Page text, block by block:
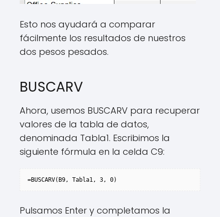
Esto nos ayudará a comparar
fácilmente los resultados de nuestros
dos pesos pesados.
BUSCARV
Ahora, usemos BUSCARV para recuperar
valores de la tabla de datos,
denominada Tabla1. Escribimos la
siguiente fórmula en la celda C9:
=BUSCARV(B9, Tabla1, 3, 0)
Pulsamos Enter y completamos la